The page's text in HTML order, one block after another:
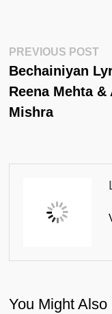
Post
Navigation
PREVIOUS POST
Bechainiyan
Reena Mehta &
Mishra
You Might Also